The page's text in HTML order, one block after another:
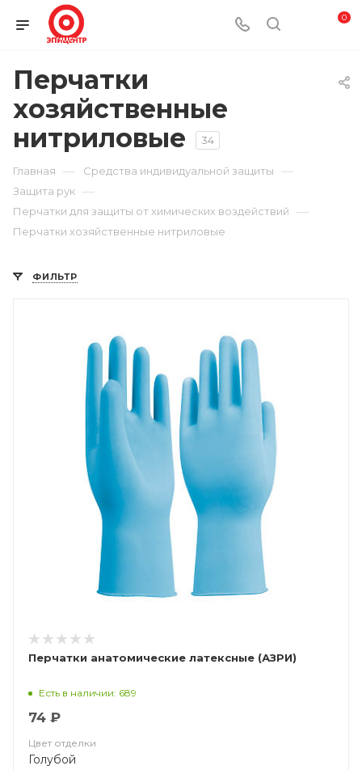
0
Перчатки
хозяйственные
нитриловые
34
Главная — Средства индивидуальной защиты —
Защита рук —
Перчатки для защиты от химических воздействий —
Перчатки хозяйственные нитриловые
ФИЛЬТР
Перчатки анатомические латексные (АЗРИ)
Есть в наличии: 689
74 ₽
Цвет отделки
Голубой